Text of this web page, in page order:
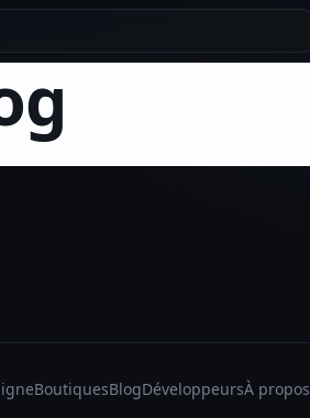
BoutiquesBlogDéveloppeursÀ propos